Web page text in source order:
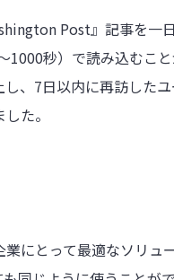
Post』記事を一
秒）で読み込むこ
、7日以内に再訪したユ
た。
にとって最適なソリュ